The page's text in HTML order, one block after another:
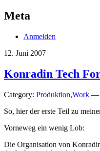
Meta
Anmelden
12. Juni 2007
Konradin Tech
Category: Produktion,Work —
So, hier der erste Teil zu
Vorneweg ein wenig Lob:
Die Organisation von